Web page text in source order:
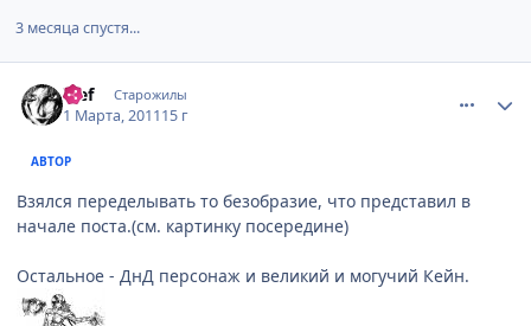
3 месяца спустя...
ђief Старожилы
1 Марта, 201115 г
АВТОР
Взялся переделывать то безобразие, что представил в
начале поста.(см. картинку посередине)
Остальное - ДнД персонаж и великий и могучий Кейн.